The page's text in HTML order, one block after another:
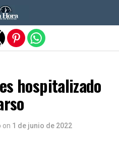
hospitalizado
on 1 de junio de 2022
móvil